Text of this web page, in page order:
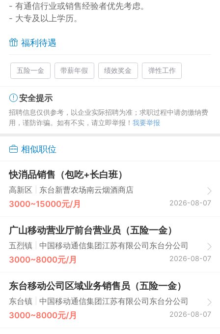
- 有通信行业或销售经验者优先考虑。
- 大专及以上学历。
福利待遇
五险一金 带薪年假 绩效奖金 弹性工作
安全提示
招聘信息仅供参考，以企业实际招聘为准；求职过程中请勿缴纳费
用，谨防诈骗。如有不实，请立即举报！ 我要举报
相似职位
快消品销售（包吃+长白班）
高新区 东台新曹农场南云烟酒商店
3000~15000元/月 2026-08-07
广山移动营业厅前台营业员（五险一金）
五烈镇 中国移动通信集团江苏有限公司东台分公司
3000~8000元/月 2026-08-07
东台移动公司区域业务销售员（五险一金）
东台镇 中国移动通信集团江苏有限公司东台分公司
3000~8000元/月 2026-08-07